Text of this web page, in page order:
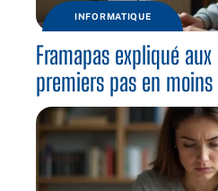
INFORMATIQUE
Framapas expliqué
premiers pas en